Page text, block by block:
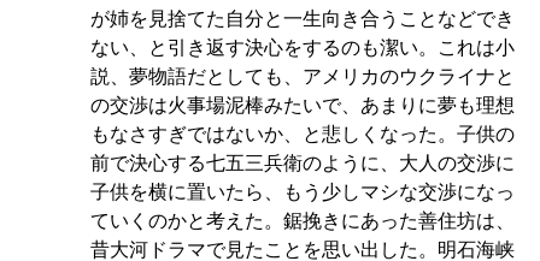
が姉を見捨てた自分と一生向き合うことなどでき
ない、と引き返す決心をするのも潔い。これは小
説、夢物語だとしても、アメリカのウクライナと
の交渉は火事場泥棒みたいで、あまりに夢も理想
もなさすぎではないか、と悲しくなった。子供の
前で決心する七五三兵衛のように、大人の交渉に
子供を横に置いたら、もう少しマシな交渉になっ
ていくのかと考えた。鋸挽きにあった善住坊は、
昔大河ドラマで見たことを思い出した。明石海峡